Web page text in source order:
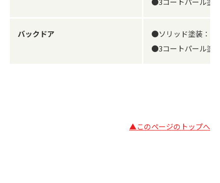
バックドア
●ソリッド塗装：
●3コートパール塗
▲このページのトップへ